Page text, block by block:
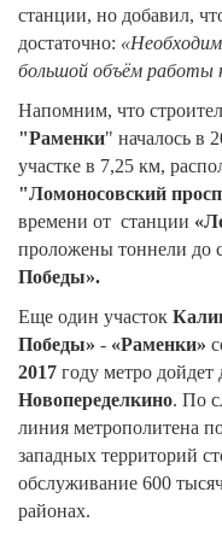
станции, но добавил,
достаточно:
большой объём работы
Напомним, что
"Раменки" началось в
участке в 7,25 км,
"Ломоносовский
времени от станции
проложены тоннели до
Победы».
Еще один участок
Победы» - «Раменки»
2017 году метро дойдет
Новопеределкино. По
линия метрополитена
западных территорий
обслуживание 600
районах.